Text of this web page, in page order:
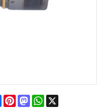
WhatsApp X